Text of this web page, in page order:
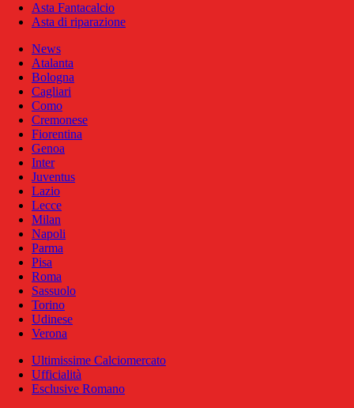
Asta Fantacalcio
Asta di riparazione
News
Atalanta
Bologna
Cagliari
Como
Cremonese
Fiorentina
Genoa
Inter
Juventus
Lazio
Lecce
Milan
Napoli
Parma
Pisa
Roma
Sassuolo
Torino
Udinese
Verona
Ultimissime Calciomercato
Ufficialità
Esclusive Romano